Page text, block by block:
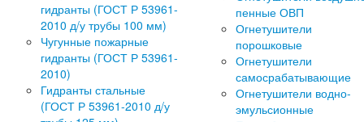
гидранты (ГОСТ Р 53961-
2010 д/у трубы 100 мм)
Чугунные пожарные
гидранты (ГОСТ Р 53961-
2010)
Гидранты стальные
(ГОСТ Р 53961-2010 д/у
пенные ОВП
Огнетушители
порошковые
Огнетушители
самосрабатывающие
Огнетушители водно-
эмульсионные